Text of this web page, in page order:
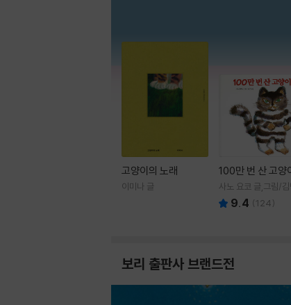
고양이의 노래
이미나 글
100만 번 산 고양
사노 요코 글,그림/김
역 9.4 (124)
보리 출판사 브랜드전